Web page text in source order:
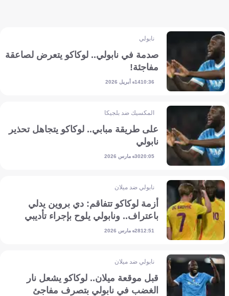
نابولي
صدمة في نابولي.. لوكاكو يتعرض لصاعقة
مفاجئة!
10:3614 أبريل 2026
المكسيك ضد بلجيكا
على طريقة مبابي.. لوكاكو يتجاهل تحذير
نابولي
20:0530 مارس 2026
نابولي ضد ميلان
أزمة لوكاكو تتفاقم: دي بروين يدلي
باعتراف.. ونابولي يلوح بإجراء تأديبي
12:5128 مارس 2026
نابولي ضد ميلان
قبل موقعة ميلان.. لوكاكو يشعل نار
الغضب في نابولي بتصرف مفاجئ